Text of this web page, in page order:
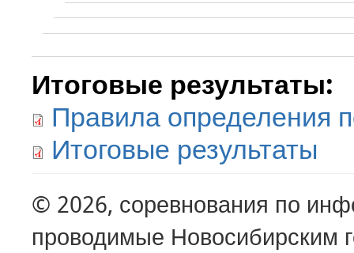
Итоговые результаты:
Правила определения
Итоговые результаты
© 2026, соревнования по
проводимые Новосибирским